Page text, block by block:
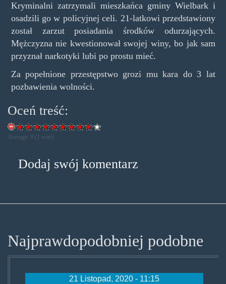
Kryminalni zatrzymali mieszkańca gminy Wielbark i
osadzili go w policyjnej celi. 21-latkowi przedstawiony
został zarzut posiadania środków odurzających.
Mężczyzna nie kwestionował swojej winy, bo jak sam
przyznał narkotyki lubi po prostu mieć.
Za popełnione przestępstwo grozi mu kara do 3 lat
pozbawienia wolności.
Oceń treść:
Average: 9 ( vote)
Dodaj swój komentarz
Najprawdopodobniej podobne
21 Listopad, 2020 - 11:15